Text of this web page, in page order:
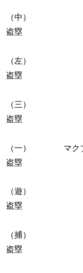
（中） 秋
盗塁
（左） 西
盗塁
（三） 坂
盗塁
（一） マクブ
盗塁
（遊） 小
盗塁
（捕） 曾
盗塁